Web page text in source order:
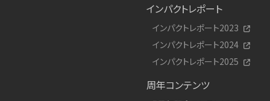
インパクトレポート
インパクトレポート2023
インパクトレポート2024
インパクトレポート2025
周年コンテンツ